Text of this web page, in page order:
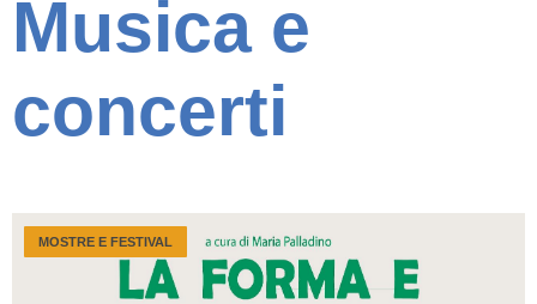
Musica e
concerti
MOSTRE E FESTIVAL